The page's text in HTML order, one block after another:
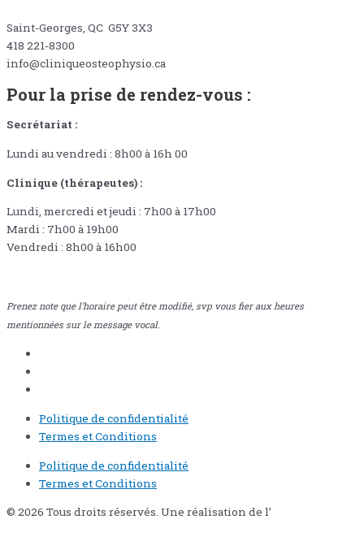
Saint-Georges, QC G5Y 3X3
418 221-8300
info@cliniqueosteophysio.ca
Pour la prise de rendez-vous :
Secrétariat :
Lundi au vendredi : 8h00 à 16h 00
Clinique (thérapeutes) :
Lundi, mercredi et jeudi : 7h00 à 17h00
Mardi : 7h00 à 19h00
Vendredi : 8h00 à 16h00
Prenez note que l’horaire peut être modifié, svp vous fier aux heures
mentionnées sur le message vocal.
Politique de confidentialité
Termes et Conditions
Politique de confidentialité
Termes et Conditions
© 2026 Tous droits réservés. Une réalisation de l’